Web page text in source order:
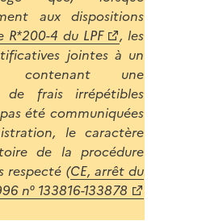
aux dispositions
R*200-4 du LPF
, les
jointes à un
contenant une
de frais irrépétibles
été communiquées
le caractère
de la procédure
respecté (CE, arrêt du
n° 133816-133878